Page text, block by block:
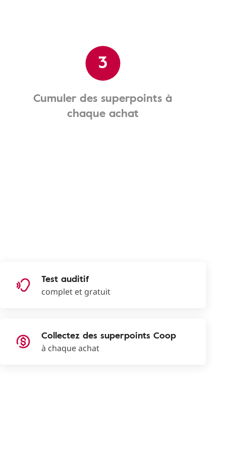
3
Cumuler des superpoints à
chaque achat
Test auditif
complet et gratuit
Collectez des superpoints Coop
à chaque achat